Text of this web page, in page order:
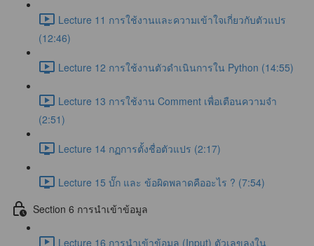
Lecture 11 การใช้งานและความเข้าใจเกี่ยวกับตัวแปร
(12:46)
Lecture 12 การใช้งานตัวดำเนินการใน Python (14:55)
Lecture 13 การใช้งาน Comment เพื่อเตือนความจำ
(2:51)
Lecture 14 กฏการตั้งชื่อตัวแปร (2:17)
Lecture 15 บั๊ก และ ข้อผิดพลาดคืออะไร ? (7:54)
Section 6 การนำเข้าข้อมูล
Lecture 16 การนำเข้าข้อมูล (Input) ตัวเลขลงใน